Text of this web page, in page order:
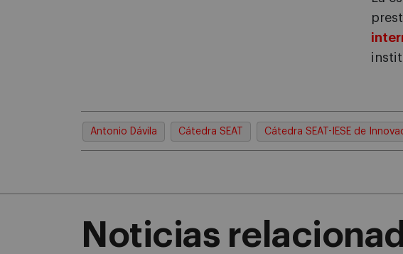
Antonio Dávila Cátedra SEAT Cátedra SEAT-IESE de
Noticias